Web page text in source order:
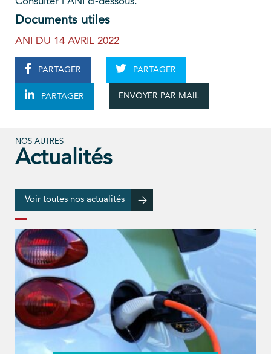
Documents utiles
ANI DU 14 AVRIL 2022
PARTAGER PARTAGER
PARTAGER ENVOYER PAR MAIL
NOS AUTRES
Actualités
Voir toutes nos actualités